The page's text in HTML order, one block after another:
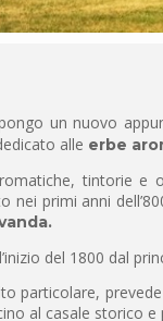
un nuovo
alle erbe
tintorie e
nei primi anni
del 1800 dal
particolare,
al casale storico